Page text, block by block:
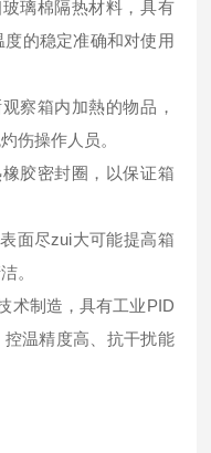
璃棉隔热材料，具有
的稳定准确和对使用
察箱内加熱的物品，
伤操作人员。
胶密封圈，以保证箱
面尽zui大可能提高箱
。
术制造，具有工业PID
温精度高、抗干扰能